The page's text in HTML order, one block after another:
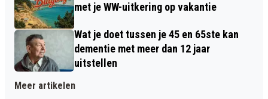
met je WW-uitkering op vakantie
Wat je doet tussen je 45 en 65ste kan
dementie met meer dan 12 jaar
uitstellen
Meer artikelen